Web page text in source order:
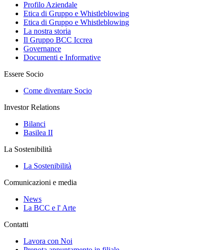
Profilo Aziendale
Etica di Gruppo e Whistleblowing
Etica di Gruppo e Whistleblowing
La nostra storia
Il Gruppo BCC Iccrea
Governance
Documenti e Informative
Essere Socio
Come diventare Socio
Investor Relations
Bilanci
Basilea II
La Sostenibilità
La Sostenibilità
Comunicazioni e media
News
La BCC e l' Arte
Contatti
Lavora con Noi